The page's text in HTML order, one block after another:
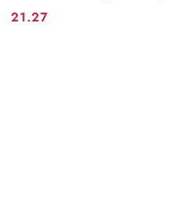
Cena:
21.27